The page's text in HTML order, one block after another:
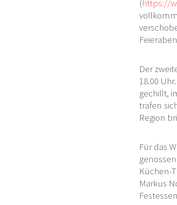
(https://
Der
18.00
gechillt,
trafen
Region
Für das
Küchen-
Markus